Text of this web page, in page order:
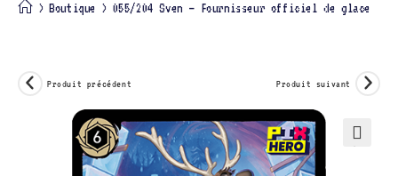
> Boutique > 055/204 Sven – Fournisseur officiel de glace
Produit précédent Produit suivant